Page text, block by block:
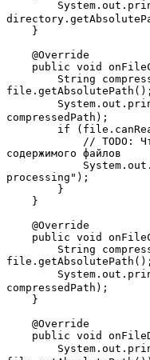
    }
    @Override
public void
file.getAbsolutePath();
compressedPath);
if
содержимого файлов
processing");
        }
    }
    @Override
public void
file.getAbsolutePath();
compressedPath);
    }
    @Override
public void